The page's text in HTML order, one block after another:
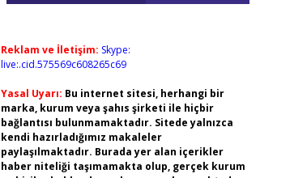
Reklam ve İletişim: Skype:
live:.cid.575569c608265c69
Yasal Uyarı: Bu internet sitesi, herhangi bir
marka, kurum veya şahıs şirketi ile hiçbir
bağlantısı bulunmamaktadır. Sitede yalnızca
kendi hazırladığımız makaleler
paylaşılmaktadır. Burada yer alan içerikler
haber niteliği taşımamakta olup, gerçek kurum